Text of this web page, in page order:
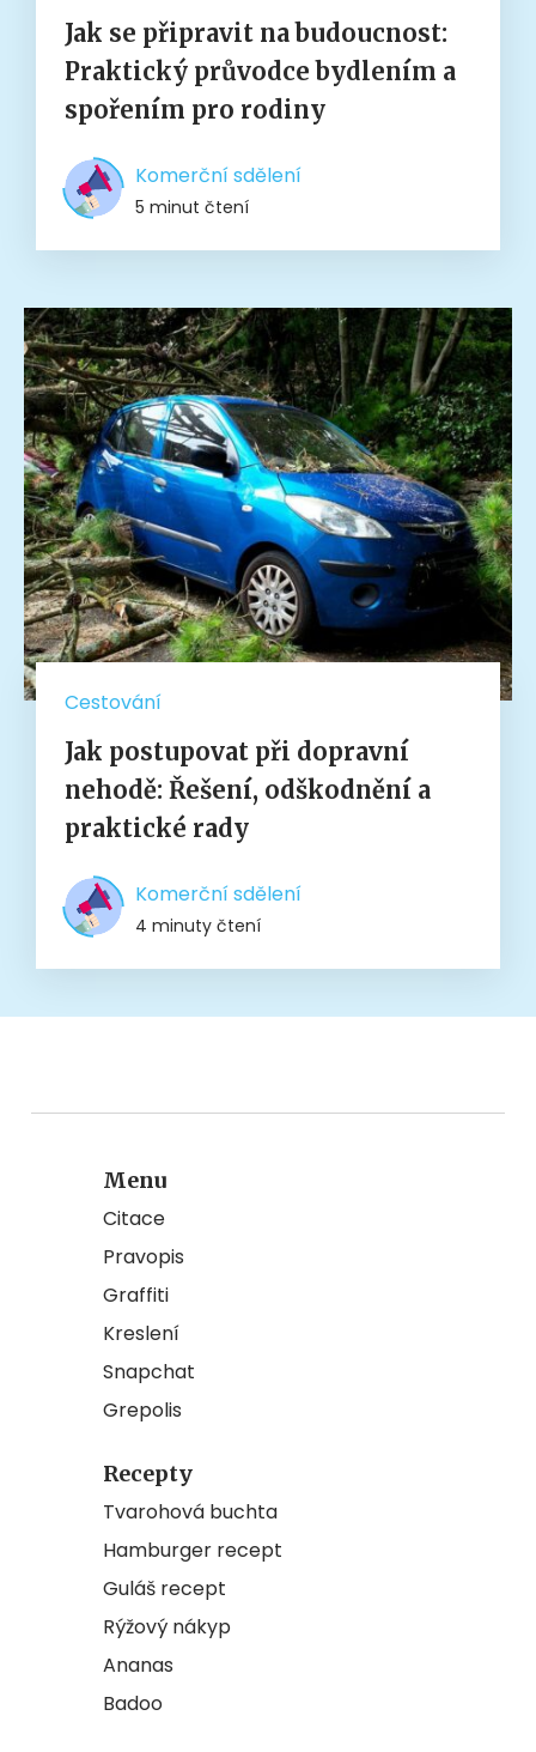
Jak se připravit na budoucnost:
Praktický průvodce bydlením a
spořením pro rodiny
Komerční sdělení
5 minut čtení
Cestování
Jak postupovat při dopravní
nehodě: Řešení, odškodnění a
praktické rady
Komerční sdělení
4 minuty čtení
Menu
Citace
Pravopis
Graffiti
Kreslení
Snapchat
Grepolis
Recepty
Tvarohová buchta
Hamburger recept
Guláš recept
Rýžový nákyp
Ananas
Badoo